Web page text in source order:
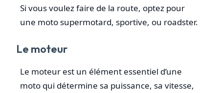
Si vous voulez faire de la route, optez pour
une moto supermotard, sportive, ou roadster.
Le moteur
Le moteur est un élément essentiel d’une
moto qui détermine sa puissance, sa vitesse,